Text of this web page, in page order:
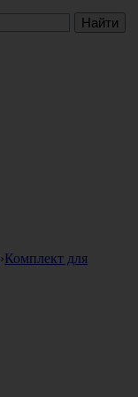
›Комплект для